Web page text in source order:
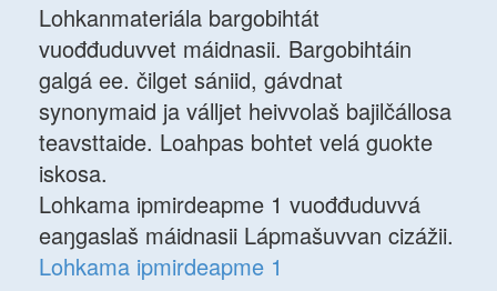
Lohkanmateriála bargobihtát
vuođđuduvvet máidnasii. Bargobihtáin
galgá ee. čilget sániid, gávdnat
synonymaid ja válljet heivvolaš bajilčállosa
teavsttaide. Loahpas bohtet velá guokte
iskosa.
Lohkama ipmirdeapme 1 vuođđuduvvá
eaŋgaslaš máidnasii Lápmašuvvan cizážii.
Lohkama ipmirdeapme 1